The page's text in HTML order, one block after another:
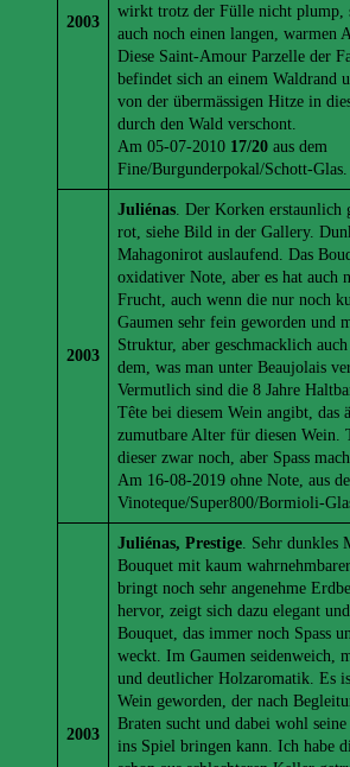
2003
wirkt trotz der Fülle nicht plump,
auch noch einen langen, warmen
Diese Saint-Amour Parzelle der
befindet sich an einem Waldrand
von der übermässigen Hitze in
durch den Wald verschont.
Am 05-07-2010 17/20 aus dem
Fine/Burgunderpokal/Schott-
2003
Juliénas . Der Korken erstaunlich
rot, siehe Bild in der Gallery.
Mahagonirot auslaufend. Das
oxidativer Note, aber es hat auch
Frucht, auch wenn die nur noch
Gaumen sehr fein geworden und
Struktur, aber geschmacklich
dem, was man unter Beaujolais
Vermutlich sind die 8 Jahre
Tête bei diesem Wein angibt, das
zumutbare Alter für diesen Wein.
dieser zwar noch, aber Spass
Am 16-08-2019 ohne Note, aus
Vinoteque/Super800/Bormioli-
2003
Juliénas, Prestige . Sehr dunkles
Bouquet mit kaum
bringt noch sehr angenehme
hervor, zeigt sich dazu elegant
Bouquet, das immer noch Spass
weckt. Im Gaumen seidenweich,
und deutlicher Holzaromatik. Es
Wein geworden, der nach
Braten sucht und dabei wohl
ins Spiel bringen kann. Ich habe